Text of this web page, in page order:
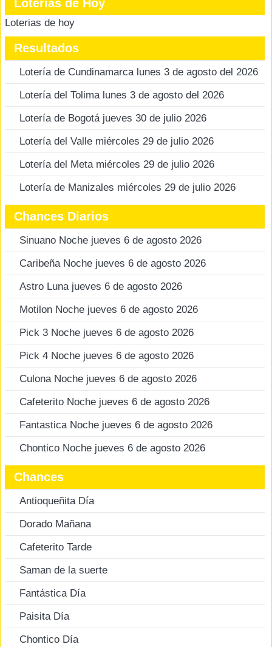
Loterias de Hoy
Loterias de hoy
Resultados
Lotería de Cundinamarca lunes 3 de agosto del 2026
Lotería del Tolima lunes 3 de agosto del 2026
Lotería de Bogotá jueves 30 de julio 2026
Lotería del Valle miércoles 29 de julio 2026
Lotería del Meta miércoles 29 de julio 2026
Lotería de Manizales miércoles 29 de julio 2026
Chances Diarios
Sinuano Noche jueves 6 de agosto 2026
Caribeña Noche jueves 6 de agosto 2026
Astro Luna jueves 6 de agosto 2026
Motilon Noche jueves 6 de agosto 2026
Pick 3 Noche jueves 6 de agosto 2026
Pick 4 Noche jueves 6 de agosto 2026
Culona Noche jueves 6 de agosto 2026
Cafeterito Noche jueves 6 de agosto 2026
Fantastica Noche jueves 6 de agosto 2026
Chontico Noche jueves 6 de agosto 2026
Chances
Antioqueñita Día
Dorado Mañana
Cafeterito Tarde
Saman de la suerte
Fantástica Día
Paisita Día
Chontico Día